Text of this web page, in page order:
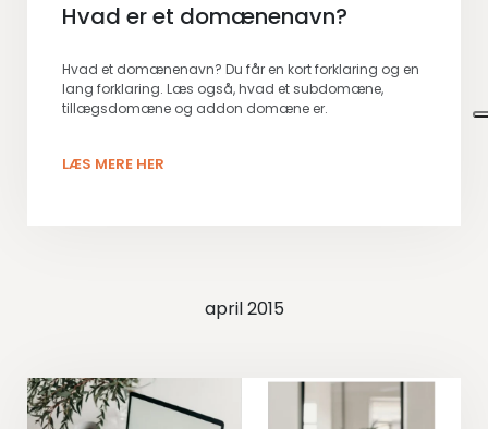
Hvad er et domænenavn?
Hvad et domænenavn? Du får en kort forklaring og en
lang forklaring. Læs også, hvad et subdomæne,
tillægsdomæne og addon domæne er.
LÆS MERE HER
april 2015